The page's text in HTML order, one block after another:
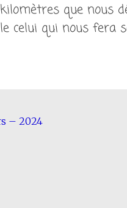
que nous
celui qui nous fera
– 2024